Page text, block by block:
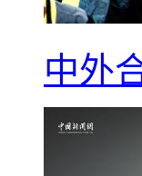
中外